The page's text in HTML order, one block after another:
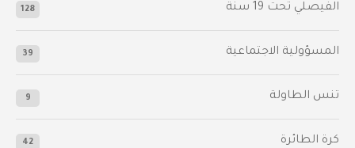
الفيصلي‬⁩ تحت 19 سنة 128
المسؤولية الاجتماعية 39
تنس الطاولة 9
كرة الطائرة 42